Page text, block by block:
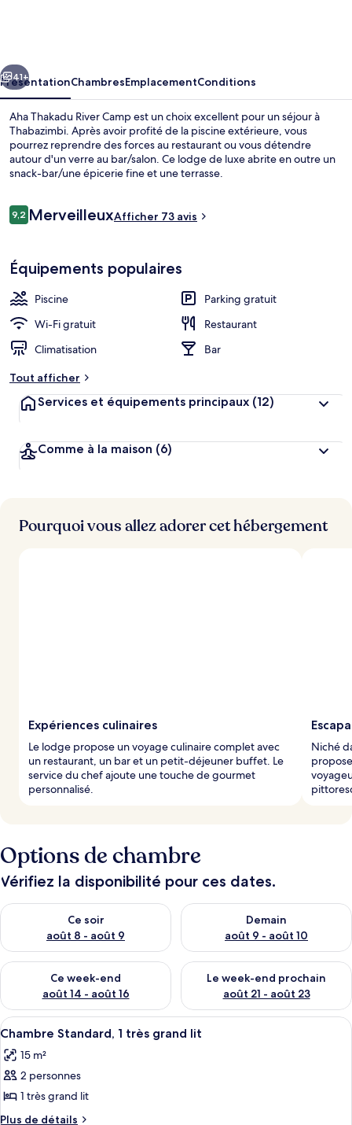
Suivant
41+
PrésentationChambresEmplacementConditions
Aha Thakadu River Camp est un choix excellent pour un séjour à
Thabazimbi. Après avoir profité de la piscine extérieure, vous
pourrez reprendre des forces au restaurant ou vous détendre
autour d'un verre au bar/salon. Ce lodge de luxe abrite en outre un
snack-bar/une épicerie fine et une terrasse.
Avis
voyageurs
9,29,2 sur 10
MerveilleuxAfficher 73 avis
Équipements populaires
Piscine
Parking gratuit
Wi-Fi gratuit
Restaurant
Climatisation
Bar
Tout afficher
Services et équipements principaux (12)
Comme à la maison (6)
Pourquoi vous allez adorer cet hébergement
Expériences culinaires
Le lodge propose un voyage culinaire complet avec
un restaurant, un bar et un petit-déjeuner buffet. Le
service du chef ajoute une touche de gourmet
personnalisé.
Niché
Options de chambre
Vérifiez la disponibilité pour ces dates.
Ce soir
août 8 - août 9
Vérifier la disponibilité pour ce soir août 8 - août 9
Demain
août 9 - août 10
Vérifier la disponibilité pour
Ce week-end
août 14 - août 16
Vérifier la disponibilité pour ce week-end août 14 - août 16
Le week-end prochain
août 21 - août 23
Vérifier la disponibilité pour
Afficher
toutes
les
photos
pour
ce
Un hébergement sous tente
9
Chambre Standard, 1 très grand lit
15 m²
2 personnes
1 très grand lit
Plus de détails
Plus